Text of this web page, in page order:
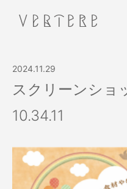
2024.11.29
スクリーンショ
10.34.11